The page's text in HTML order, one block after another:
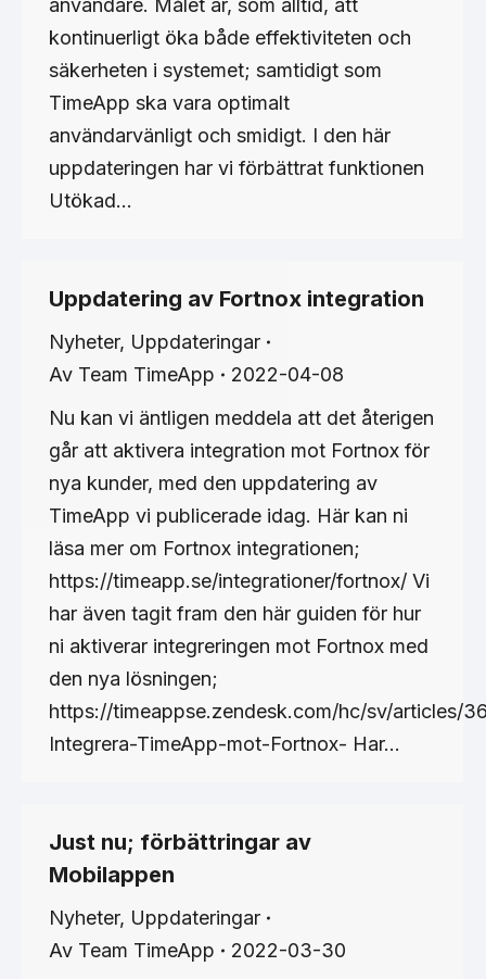
användare. Målet är, som alltid, att
kontinuerligt öka både effektiviteten och
säkerheten i systemet; samtidigt som
TimeApp ska vara optimalt
användarvänligt och smidigt. I den här
uppdateringen har vi förbättrat funktionen
Utökad…
Uppdatering av Fortnox integration
Nyheter, Uppdateringar
Av Team TimeApp
2022-04-08
Nu kan vi äntligen meddela att det återigen
går att aktivera integration mot Fortnox för
nya kunder, med den uppdatering av
TimeApp vi publicerade idag. Här kan ni
läsa mer om Fortnox integrationen;
https://timeapp.se/integrationer/fortnox/ Vi
har även tagit fram den här guiden för hur
ni aktiverar integreringen mot Fortnox med
den nya lösningen;
https://timeappse.zendesk.com/hc/sv/articles/
Integrera-TimeApp-mot-Fortnox- Har…
Just nu; förbättringar av
Mobilappen
Nyheter, Uppdateringar
Av Team TimeApp
2022-03-30